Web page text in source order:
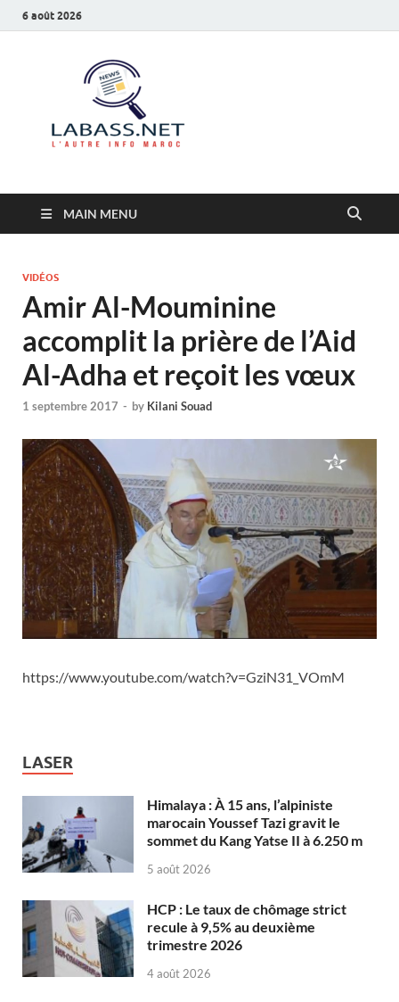
6 août 2026
MAIN MENU
VIDÉOS
Amir Al-Mouminine
accomplit la prière de l’Aid
Al-Adha et reçoit les vœux
1 septembre 2017 - by Kilani Souad
https://www.youtube.com/watch?v=GziN31_VOmM
LASER
Himalaya : À 15 ans, l’alpiniste
marocain Youssef Tazi gravit le
sommet du Kang Yatse II à 6.250 m
5 août 2026
HCP : Le taux de chômage strict
recule à 9,5% au deuxième
trimestre 2026
4 août 2026